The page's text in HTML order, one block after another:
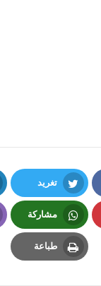
تغريد
Twitter
مشاركة
Whatsapp
طباعة